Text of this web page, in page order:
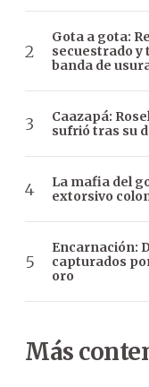
Gota a gota:
secuestrado
banda de
Caazapá:
sufrió tras su
La mafia del
extorsivo
Encarnación:
capturados
oro
Más